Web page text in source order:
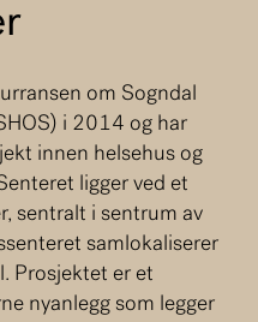
om Sogndal
i 2014 og har
innen helsehus og
ligger ved et
sentralt i sentrum av
samlokaliserer
Prosjektet er et
nyanlegg som legger